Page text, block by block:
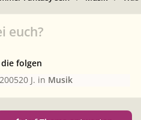
euch?
folgen
20 J. in Musik